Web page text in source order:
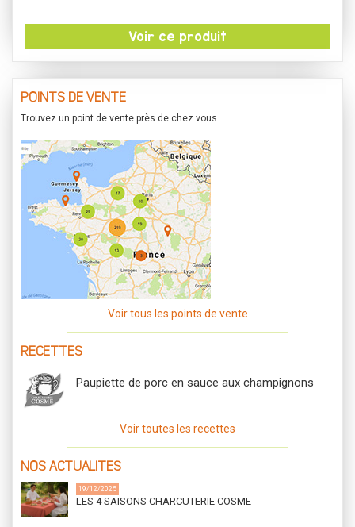
Voir ce produit
POINTS DE VENTE
Trouvez un point de vente près de chez vous.
Voir tous les points de vente
RECETTES
Paupiette de porc en sauce aux champignons
Voir toutes les recettes
NOS ACTUALITES
19/12/2025
LES 4 SAISONS CHARCUTERIE COSME